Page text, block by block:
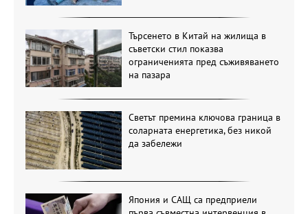
Търсенето в Китай на жилища в
съветски стил показва
ограниченията пред съживяването
на пазара
Светът премина ключова граница в
соларната енергетика, без никой
да забележи
Япония и САЩ са предприели